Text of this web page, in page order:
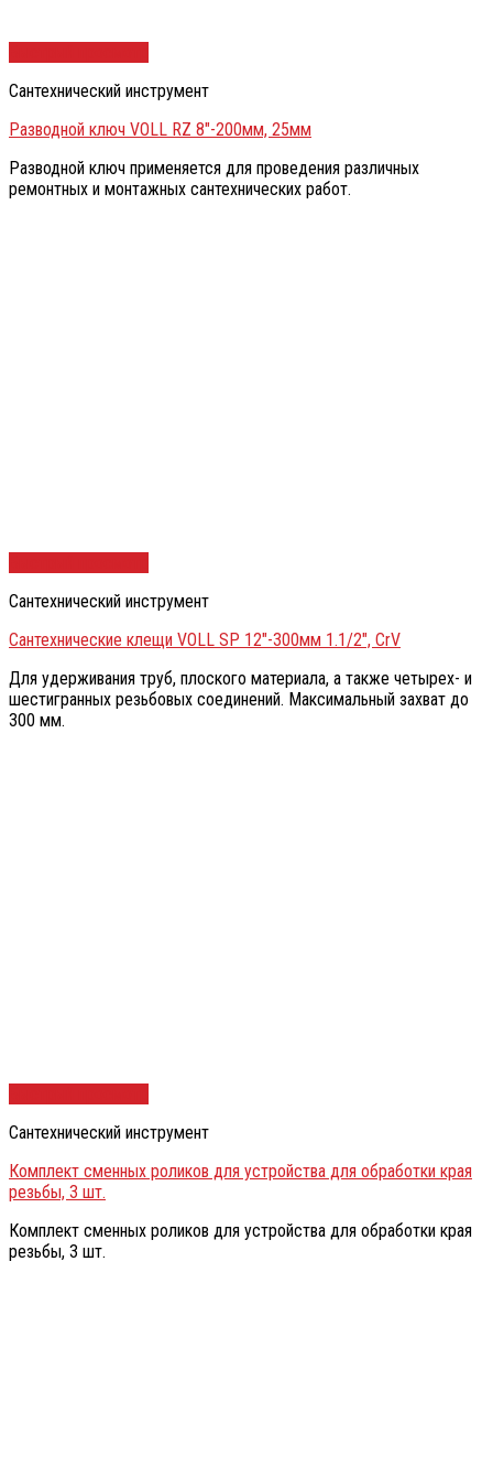
Сантехнический инструмент
Разводной ключ VOLL RZ 8″-200мм, 25мм
Разводной ключ применяется для проведения различных
ремонтных и монтажных сантехнических работ.
Сантехнический инструмент
Сантехнические клещи VOLL SP 12″-300мм 1.1/2″, CrV
Для удерживания труб, плоского материала, а также четырех- и
шестигранных резьбовых соединений. Максимальный захват до
300 мм.
Сантехнический инструмент
Комплект сменных роликов для устройства для обработки края
резьбы, 3 шт.
Комплект сменных роликов для устройства для обработки края
резьбы, 3 шт.